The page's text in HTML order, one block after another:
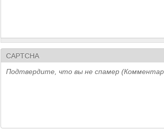
CAPTCHA
Подтвердите, что вы не спамер